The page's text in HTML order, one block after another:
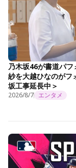
乃木坂46が書道パ
紗を大越ひなのがフ
坂工事延長中＞
2026/8/7 エンタメ